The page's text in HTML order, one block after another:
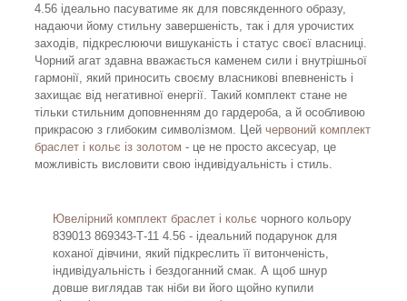
4.56 ідеально пасуватиме як для повсякденного образу,
надаючи йому стильну завершеність, так і для урочистих
заходів, підкреслюючи вишуканість і статус своєї власниці.
Чорний агат здавна вважається каменем сили і внутрішньої
гармонії, який приносить своєму власникові впевненість і
захищає від негативної енергії. Такий комплект стане не
тільки стильним доповненням до гардероба, а й особливою
прикрасою з глибоким символізмом. Цей червоний комплект
браслет і кольє із золотом - це не просто аксесуар, це
можливість висловити свою індивідуальність і стиль.
Ювелірний комплект браслет і кольє чорного кольору
839013 869343-Т-11 4.56 - ідеальний подарунок для
коханої дівчини, який підкреслить її витонченість,
індивідуальність і бездоганний смак. А щоб шнур
довше виглядав так ніби ви його щойно купили